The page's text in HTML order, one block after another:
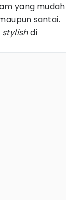
yang mudah
santai.
stylishdi